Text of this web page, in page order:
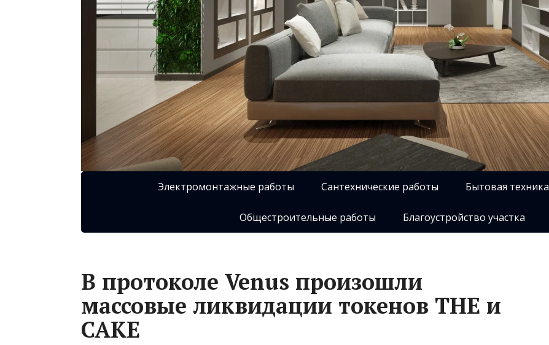
Электромонтажные работы Сантехнические работы Бытовая техника
Общестроительные работы Благоустройство участка
В протоколе Venus произошли
массовые ликвидации токенов THE и
CAKE